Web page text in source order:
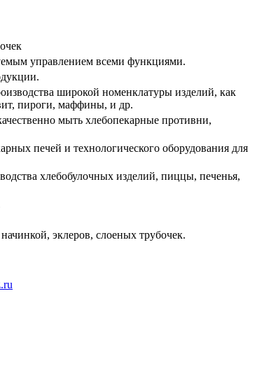
управлением всеми функциями.
широкой номенклатуры изделий, как
пироги, маффины, и др.
мыть хлебопекарные противни,
печей и технологического оборудования для
хлебобулочных изделий, пиццы, печенья,
эклеров, слоеных трубочек.